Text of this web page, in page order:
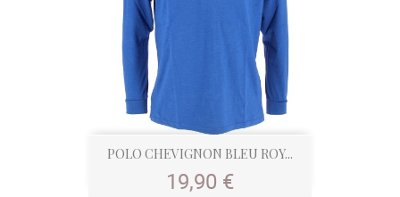
POLO CHEVIGNON BLEU ROY...
Prix
19,90 €